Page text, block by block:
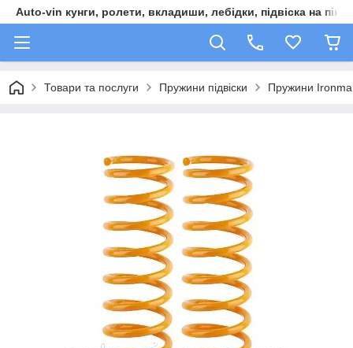
Auto-vin кунги, ролети, вкладиши, лебідки, підвіска на пікап
Товари та послуги Пружини підвіски Пружини